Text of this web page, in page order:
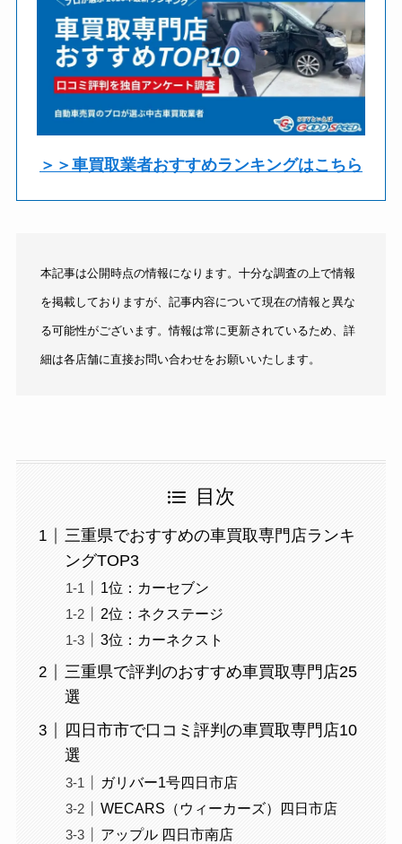
＞＞車買取業者おすすめランキングはこちら
本記事は公開時点の情報になります。十分な調査の上で情報
を掲載しておりますが、記事内容について現在の情報と異な
る可能性がございます。情報は常に更新されているため、詳
細は各店舗に直接お問い合わせをお願いいたします。
目次
三重県でおすすめの車買取専門店ランキ
ングTOP3
1位：カーセブン
2位：ネクステージ
3位：カーネクスト
三重県で評判のおすすめ車買取専門店25
選
四日市市で口コミ評判の車買取専門店10
選
ガリバー1号四日市店
WECARS（ウィーカーズ）四日市店
アップル 四日市南店